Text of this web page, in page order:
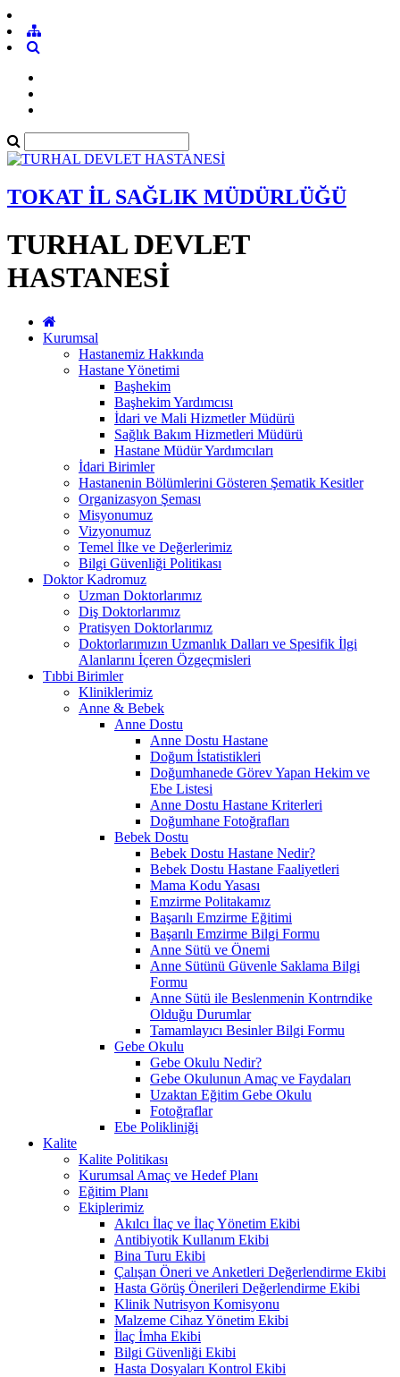
TOKAT İL SAĞLIK MÜDÜRLÜĞÜ
TURHAL DEVLET
HASTANESİ
Kurumsal
Hastanemiz Hakkında
Hastane Yönetimi
Başhekim
Başhekim Yardımcısı
İdari ve Mali Hizmetler Müdürü
Sağlık Bakım Hizmetleri Müdürü
Hastane Müdür Yardımcıları
İdari Birimler
Hastanenin Bölümlerini Gösteren Şematik Kesitler
Organizasyon Şeması
Misyonumuz
Vizyonumuz
Temel İlke ve Değerlerimiz
Bilgi Güvenliği Politikası
Doktor Kadromuz
Uzman Doktorlarımız
Diş Doktorlarımız
Pratisyen Doktorlarımız
Doktorlarımızın Uzmanlık Dalları ve Spesifik İlgi
Alanlarını İçeren Özgeçmisleri
Tıbbi Birimler
Kliniklerimiz
Anne & Bebek
Anne Dostu
Anne Dostu Hastane
Doğum İstatistikleri
Doğumhanede Görev Yapan Hekim ve
Ebe Listesi
Anne Dostu Hastane Kriterleri
Doğumhane Fotoğrafları
Bebek Dostu
Bebek Dostu Hastane Nedir?
Bebek Dostu Hastane Faaliyetleri
Mama Kodu Yasası
Emzirme Politakamız
Başarılı Emzirme Eğitimi
Başarılı Emzirme Bilgi Formu
Anne Sütü ve Önemi
Anne Sütünü Güvenle Saklama Bilgi
Formu
Anne Sütü ile Beslenmenin Kontrndike
Olduğu Durumlar
Tamamlayıcı Besinler Bilgi Formu
Gebe Okulu
Gebe Okulu Nedir?
Gebe Okulunun Amaç ve Faydaları
Uzaktan Eğitim Gebe Okulu
Fotoğraflar
Ebe Polikliniği
Kalite
Kalite Politikası
Kurumsal Amaç ve Hedef Planı
Eğitim Planı
Ekiplerimiz
Akılcı İlaç ve İlaç Yönetim Ekibi
Antibiyotik Kullanım Ekibi
Bina Turu Ekibi
Çalışan Öneri ve Anketleri Değerlendirme Ekibi
Hasta Görüş Önerileri Değerlendirme Ekibi
Klinik Nutrisyon Komisyonu
Malzeme Cihaz Yönetim Ekibi
İlaç İmha Ekibi
Bilgi Güvenliği Ekibi
Hasta Dosyaları Kontrol Ekibi